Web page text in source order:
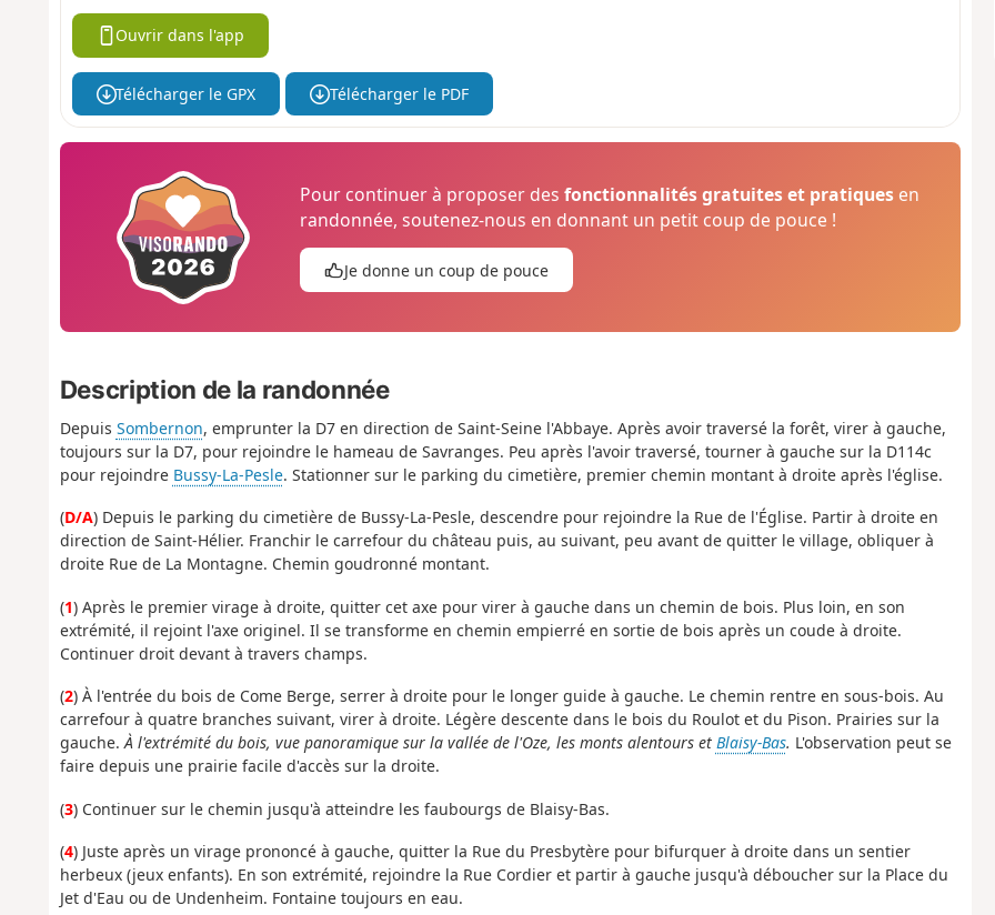
Ouvrir dans l'app
Télécharger le GPX Télécharger le PDF
Pour continuer à proposer desfonctionnalités gratuites et pratiques en
randonnée, soutenez-nous en donnant un petit coup de pouce !
Je donne un coup de pouce
Description de la randonnée
Depuis Sombernon, emprunter la D7 en direction de Saint-Seine l'Abbaye. Après avoir traversé la forêt, virer à gauche,
toujours sur la D7, pour rejoindre le hameau de Savranges. Peu après l'avoir traversé, tourner à gauche sur la D114c
pour rejoindre Bussy-La-Pesle. Stationner sur le parking du cimetière, premier chemin montant à droite après l'église.
(D/A) Depuis le parking du cimetière de Bussy-La-Pesle, descendre pour rejoindre la Rue de l'Église. Partir à droite en
direction de Saint-Hélier. Franchir le carrefour du château puis, au suivant, peu avant de quitter le village, obliquer à
droite Rue de La Montagne. Chemin goudronné montant.
(1) Après le premier virage à droite, quitter cet axe pour virer à gauche dans un chemin de bois. Plus loin, en son
extrémité, il rejoint l'axe originel. Il se transforme en chemin empierré en sortie de bois après un coude à droite.
Continuer droit devant à travers champs.
(2) À l'entrée du bois de Come Berge, serrer à droite pour le longer guide à gauche. Le chemin rentre en sous-bois. Au
carrefour à quatre branches suivant, virer à droite. Légère descente dans le bois du Roulot et du Pison. Prairies sur la
gauche.À l'extrémité du bois, vue panoramique sur la vallée de l'Oze, les monts alentours et Blaisy-Bas. L'observation peut se
faire depuis une prairie facile d'accès sur la droite.
(3) Continuer sur le chemin jusqu'à atteindre les faubourgs de Blaisy-Bas.
(4) Juste après un virage prononcé à gauche, quitter la Rue du Presbytère pour bifurquer à droite dans un sentier
herbeux (jeux enfants). En son extrémité, rejoindre la Rue Cordier et partir à gauche jusqu'à déboucher sur la Place du
Jet d'Eau ou de Undenheim. Fontaine toujours en eau.